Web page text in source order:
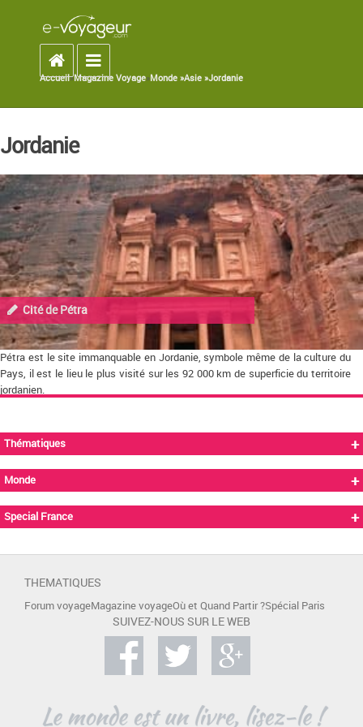
Accueil
Toggle navigation
Accueil»Magazine Voyage»Monde »Asie »Jordanie
Jordanie
Cité de Pétra
Pétra est le site immanquable en Jordanie, symbole même de la culture du
Pays, il est le lieu le plus visité sur les 92 000 km de superficie du territoire
jordanien.
Thématiques +
Monde +
Special France +
THEMATIQUES
Forum voyageMagazine voyageOù et Quand Partir ?Spécial Paris
SUIVEZ-NOUS SUR LE WEB